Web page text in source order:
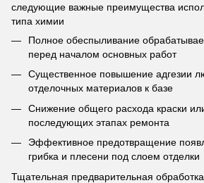
следующие важные преимущества
типа химии
Полное обеспыливание
перед началом основных работ
Существенное повышение адгезии
отделочных материалов к базе
Снижение общего расхода краски
последующих этапах ремонта
Эффективное предотвращение
грибка и плесени под слоем отделки
Тщательная предварительная